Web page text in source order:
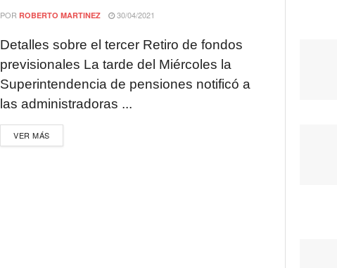
POR ROBERTO MARTINEZ 30/04/2021
Detalles sobre el tercer Retiro de fondos
previsionales La tarde del Miércoles la
Superintendencia de pensiones notificó a
las administradoras ...
VER MÁS